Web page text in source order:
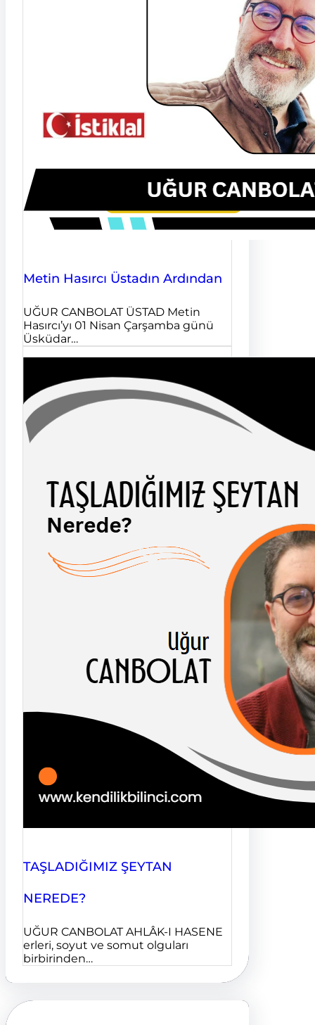
Metin Hasırcı Üstadın Ardından
UĞUR CANBOLAT ÜSTAD Metin
Hasırcı’yı 01 Nisan Çarşamba günü
Üsküdar…
TAŞLADIĞIMIZ ŞEYTAN
NEREDE?
UĞUR CANBOLAT AHLÂK-I HASENE
erleri, soyut ve somut olguları
birbirinden…